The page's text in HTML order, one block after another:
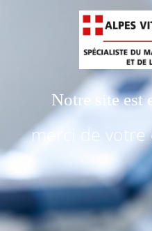
Notre site est
merci de